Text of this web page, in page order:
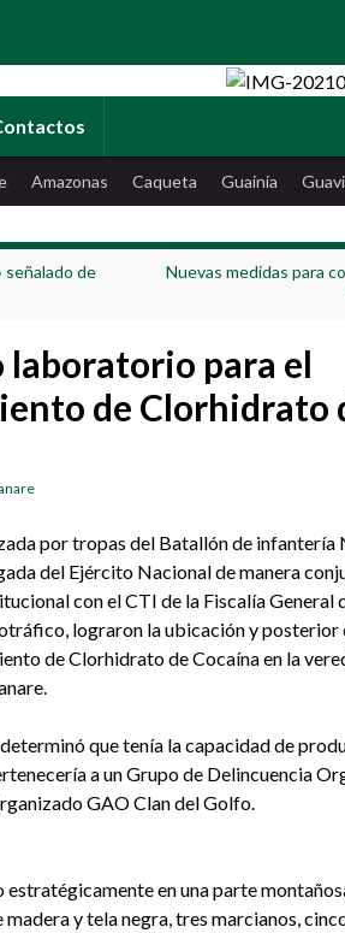
Amazonas Caqueta Guainia
señalado de
Nuevas medidas para
laboratorio para el
de Clorhidrato
por tropas del Batallón de infantería
del Ejército Nacional de manera
con el CTI de la Fiscalía General
lograron la ubicación y posterior
de Clorhidrato de Cocaína en la
que tenía la capacidad de
a un Grupo de Delincuencia
GAO Clan del Golfo.
en una parte
y tela negra, tres marcianos,